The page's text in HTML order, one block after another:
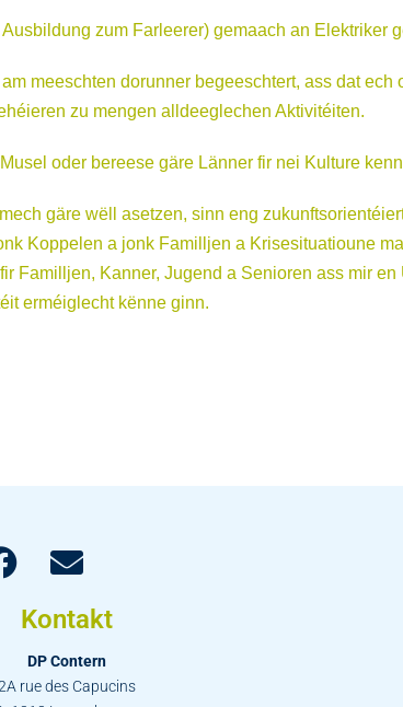
zum Farleerer) gemaach an Elektriker
meeschten dorunner begeeschtert, ass dat
zu mengen alldeeglechen Aktivitéiten.
oder bereese gäre Länner fir nei Kulture
gäre wëll asetzen, sinn eng
Koppelen a jonk Familljen a Krisesituatioune
Familljen, Kanner, Jugend a Senioren ass mir
erméiglecht kënne ginn.
Kontakt
DP Contern
rue des Capucins